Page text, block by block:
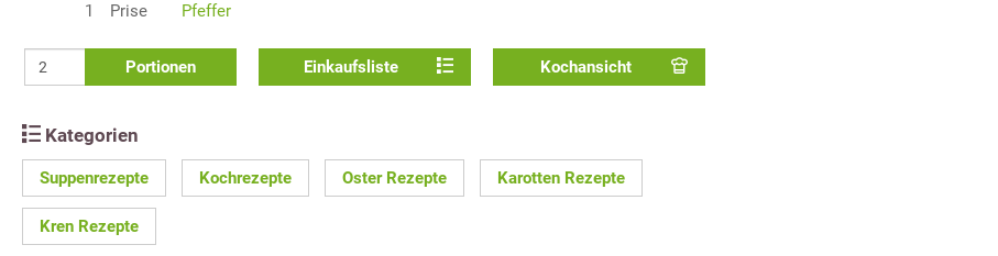
1
Prise Pfeffer
Portionen Einkaufsliste Kochansicht
Kategorien
Suppenrezepte Kochrezepte Oster Rezepte Karotten Rezepte
Kren Rezepte